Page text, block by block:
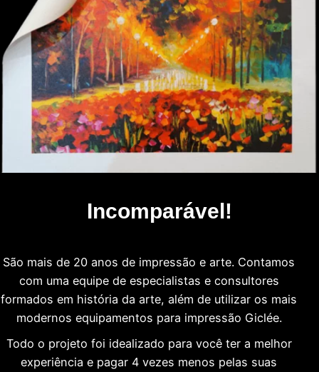
Incomparável!
São mais de 20 anos de impressão e arte. Contamos
com uma equipe de especialistas e consultores
formados em história da arte, além de utilizar os mais
modernos equipamentos para impressão Giclée.
Todo o projeto foi idealizado para você ter a melhor
experiência e pagar 4 vezes menos pelas suas